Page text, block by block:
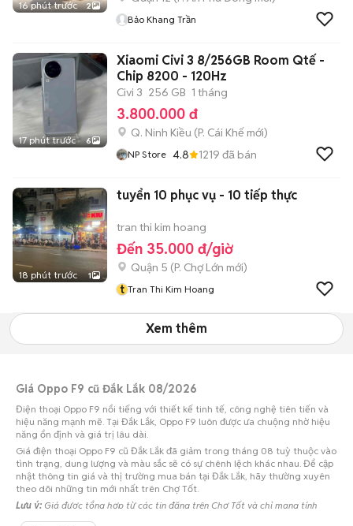
16 phút trước 2
Bảo Khang Trần
17 phút trước 6
Xiaomi Civi 3 8/256GB Room Qtế -
Chip 8200 - 120Hz
Civi 3 256 GB 1 tháng
3.800.000 đ
Q. Ninh Kiều (P. Cái Khế mới)
NP Store 4.8 1219 đã bán
18 phút trước 1
tuyển 10 phục vụ - 10 tiếp thực
tran thi kim hoang
Đến 35.000 đ/giờ
Quận 5 (P. Chợ Lớn mới)
t Tran Thi Kim Hoang
Xem thêm
Giá Oppo F9 cũ Đắk Lắk 08/2026
Điện thoại Oppo F9 nổi tiếng với thiết kế tinh tế, công nghệ tiên tiến và
hiệu năng mạnh mẽ. Tại Đắk Lắk, Oppo F9 luôn được ưa chuộng nhờ hiệu
năng ổn định và giá trị lâu dài.
Giá điện thoại Oppo F9 cũ Đắk Lắk đã giảm trong tháng 08 tuỳ thuộc vào
tình trạng, dung lượng và màu sắc sẽ có sự chênh lệch khác nhau. Để cập
nhật thông tin giá và thị trường mua bán tại Đắk Lắk, hãy thường xuyên
theo dõi những tin mới nhất trên Chợ Tốt.
Lưu ý: Giá được tổng hợp từ các tin đăng trên Chợ Tốt và chỉ mang tính